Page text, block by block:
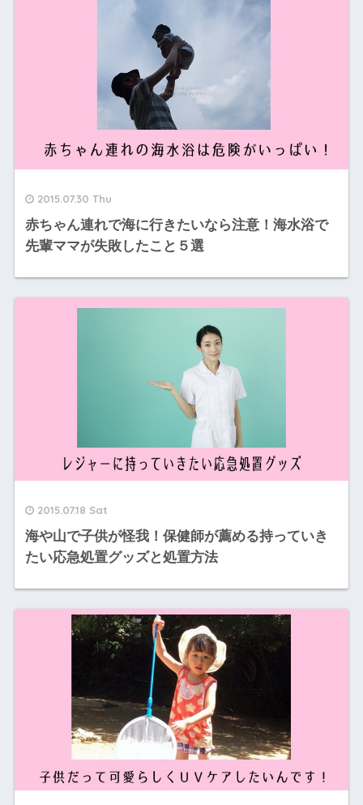
2015.07.30 Thu
赤ちゃん連れで海に行きたいなら注意！海水浴で
先輩ママが失敗したこと５選
2015.07.18 Sat
海や山で子供が怪我！保健師が薦める持っていき
たい応急処置グッズと処置方法